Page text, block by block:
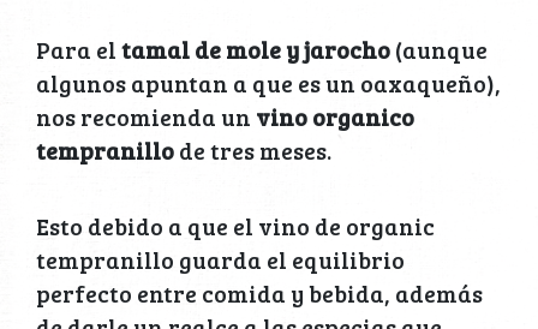
Para eltamal de mole y jarocho(aunque
algunos apuntan a que es un oaxaqueño),
nos recomienda un vino organico
tempranillode tres meses.
Esto debido a que el vino de organic
tempranillo guarda el equilibrio
perfecto entre comida y bebida, además